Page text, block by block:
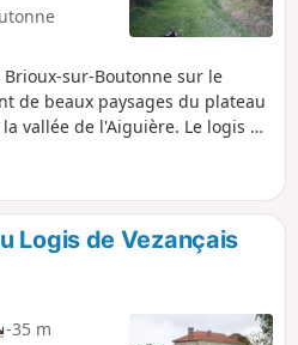
sur-Boutonne sur le
de beaux paysages du plateau
vallée de l'Aiguière. Le logis de
Logis de Vezançais
-35 m